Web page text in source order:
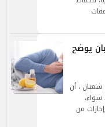
يوضح
، أن
من